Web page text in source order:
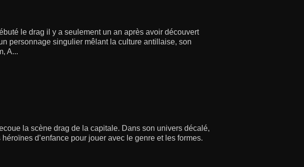
le drag il y a seulement un an après avoir découvert
personnage singulier mêlant la culture antillaise, son
A...
la scène drag de la capitale. Dans son univers décalé,
d’enfance pour jouer avec le genre et les formes.